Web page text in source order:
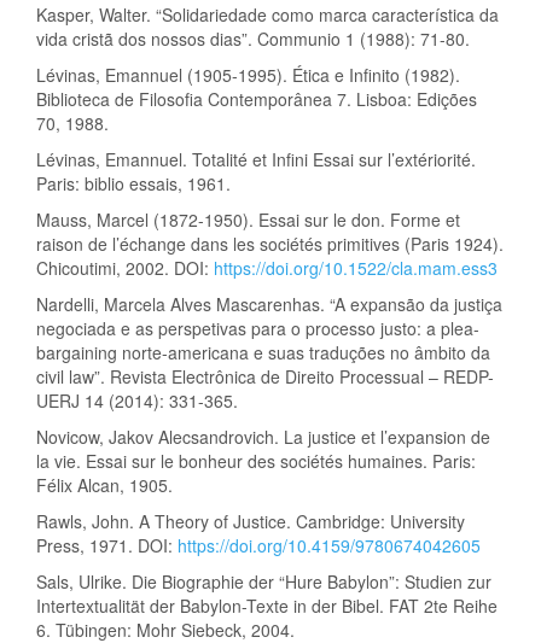
Kasper, Walter. “Solidariedade como marca característica da
vida cristã dos nossos dias”. Communio 1 (1988): 71-80.
Lévinas, Emannuel (1905-1995). Ética e Infinito (1982).
Biblioteca de Filosofia Contemporânea 7. Lisboa: Edições
70, 1988.
Lévinas, Emannuel. Totalité et Infini Essai sur l’extériorité.
Paris: biblio essais, 1961.
Mauss, Marcel (1872-1950). Essai sur le don. Forme et
raison de l’échange dans les sociétés primitives (Paris 1924).
Chicoutimi, 2002. DOI: https://doi.org/10.1522/cla.mam.ess3
Nardelli, Marcela Alves Mascarenhas. “A expansão da justiça
negociada e as perspetivas para o processo justo: a plea-
bargaining norte-americana e suas traduções no âmbito da
civil law”. Revista Electrônica de Direito Processual – REDP-
UERJ 14 (2014): 331-365.
Novicow, Jakov Alecsandrovich. La justice et l’expansion de
la vie. Essai sur le bonheur des sociétés humaines. Paris:
Félix Alcan, 1905.
Rawls, John. A Theory of Justice. Cambridge: University
Press, 1971. DOI: https://doi.org/10.4159/9780674042605
Sals, Ulrike. Die Biographie der “Hure Babylon”: Studien zur
Intertextualität der Babylon-Texte in der Bibel. FAT 2te Reihe
6. Tübingen: Mohr Siebeck, 2004.